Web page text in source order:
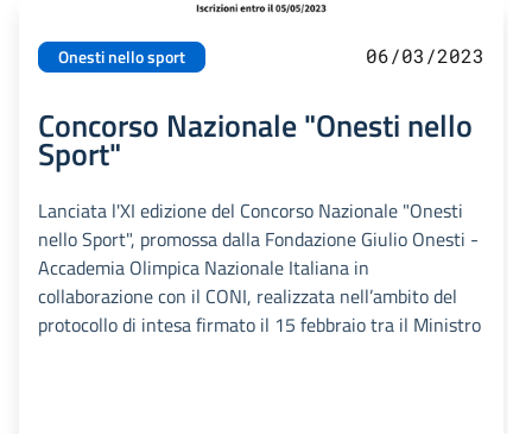
Onesti nello sport 06/03/2023
Concorso Nazionale "Onesti nello
Sport"
Lanciata l'XI edizione del Concorso Nazionale "Onesti
nello Sport", promossa dalla Fondazione Giulio Onesti -
Accademia Olimpica Nazionale Italiana in
collaborazione con il CONI, realizzata nell’ambito del
protocollo di intesa firmato il 15 febbraio tra il Ministro